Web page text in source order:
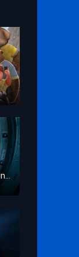
Proyecto Salvación (Proyecto Fin del Mundo)